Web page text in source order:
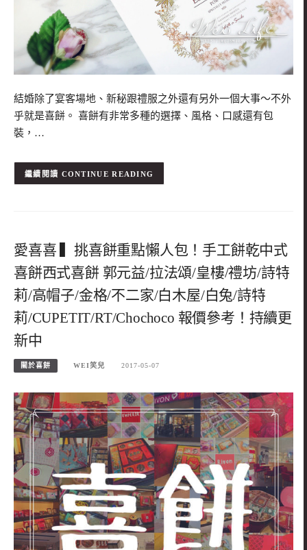
結婚除了宴客場地、新秘跟禮服之外還有另外一個大事～不外
乎就是喜餅。 喜餅有非常多種的選擇、風格、口感還有包
裝，…
CONTINUE READING
愛喜喜 ▍挑喜餅重點懶人包！手工餅乾中式
喜餅西式喜餅 郭元益/拉法頌/皇樓/禮坊/詩特
莉/高帽子/金格/不二家/白木屋/白兔/詩特
莉/CUPETIT/RT/Chochoco 報價參考！持續更
新中
關於喜餅 WEI笑兒 2017-05-07